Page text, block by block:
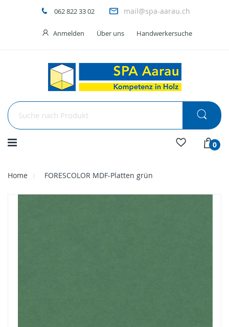
062 822 33 02 mail@spa-aarau.ch
Anmelden Über uns Handwerkersuche
Menü
0
Home FORESCOLOR MDF-Platten grün